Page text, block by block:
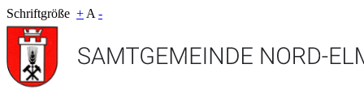
Schriftgröße + A -